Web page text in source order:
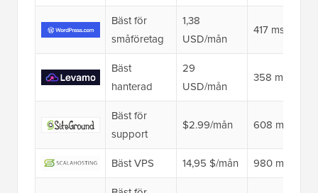
Bäst för
småföretag
1,38
USD/mån
417 ms
Bäst
hanterad
29
USD/mån
358 ms 👑
Bäst för
support
$2.99/mån 608 ms
Bäst VPS 14,95 $/mån
980 ms